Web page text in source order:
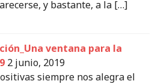
y bastante, a la […]
ventana para la
2 junio, 2019
siempre nos alegra el